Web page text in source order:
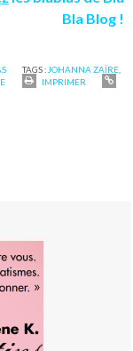
Bla Blog !
TAGS : JOHANNA ZAÏRE
IMPRIMER